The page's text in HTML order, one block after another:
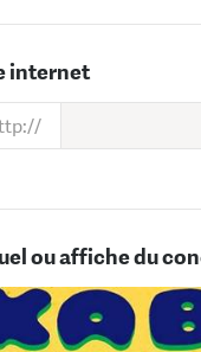
internet
ou affiche du